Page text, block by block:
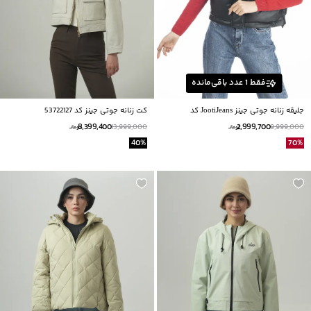
فقط 1عدد باقی‌مانده
جلیقه زنانه جوتی جینز JootiJeans کد
34722104
9,999,000
2,999,700تومانــ
70%
کت زنانه جوتی جینز کد 53722127
13,999,000
8,399,400تومانــ
40%